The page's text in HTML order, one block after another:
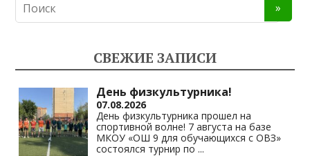
СВЕЖИЕ ЗАПИСИ
День физкультурника!
07.08.2026
День физкультурника прошел на
спортивной волне! 7 августа на базе
МКОУ «ОШ 9 для обучающихся с ОВЗ»
состоялся турнир по ...